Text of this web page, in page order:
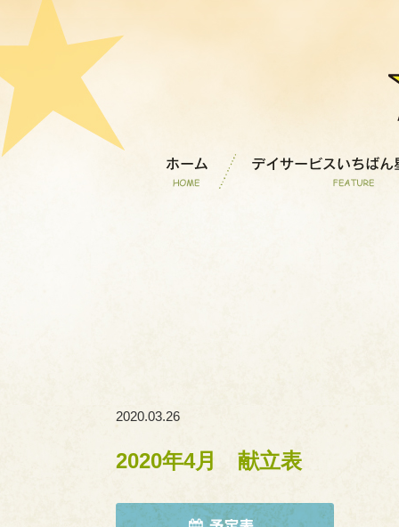
2020.03.26
2020年4月 献立表